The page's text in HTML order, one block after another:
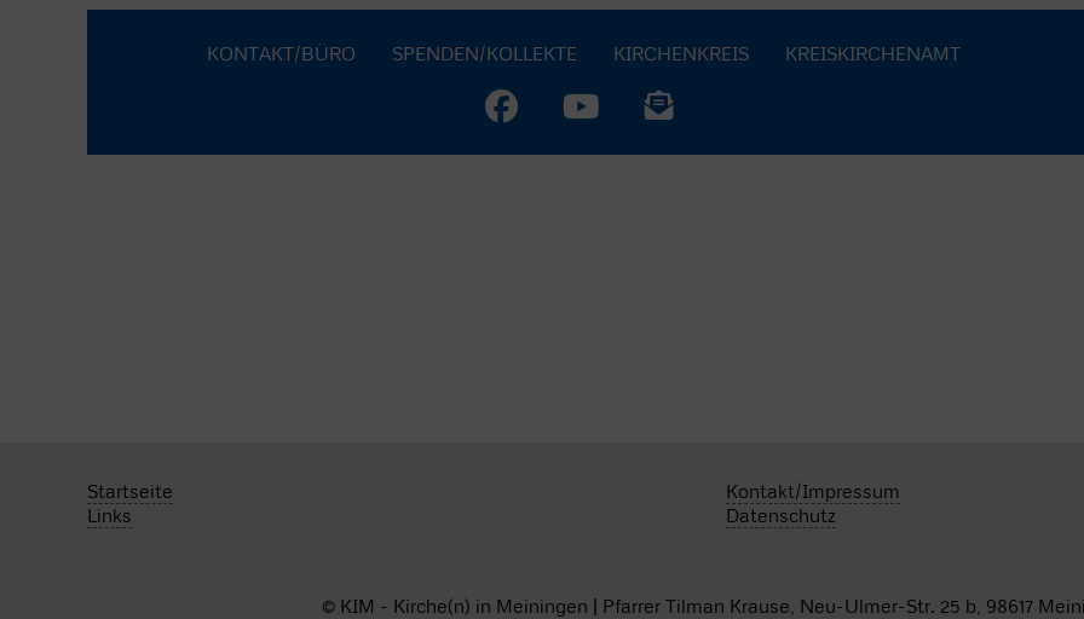
KONTAKT/BÜRO SPENDEN/KOLLEKTE KIRCHENKREIS KREISKIRCHENAMT
Startseite
Links
Kontakt/Impressum
Datenschutz
© KIM - Kirche(n) in Meiningen | Pfarrer Tilman Krause, Neu-Ulmer-Str. 25 b, 98617